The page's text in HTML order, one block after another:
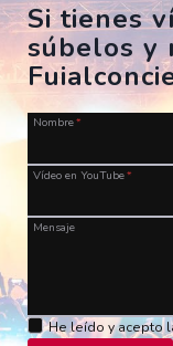
Bizarrap –
ES, A Coruña,
28/07/2023
CPita Music
Si tienes
súbelos y
Nombre*
Vídeo en YouTube*
Mensaje
He leído y acepto